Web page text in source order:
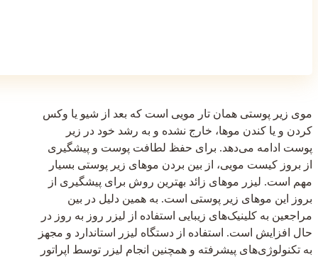
موی زیر پوستی همان تار مویی است که بعد از شیو یا وکس
کردن و یا کندن موها، خارج نشده و به رشد خود در زیر
پوست ادامه می‌دهد. برای حفظ لطافت پوست و پیشگیری
از بروز کیست مویی، از بین بردن موهای زیر پوستی بسیار
مهم است. لیزر موهای زائد بهترین روش برای پیشگیری از
بروز این موهای زیر پوستی است. به همین دلیل در بین
مراجعین به کلینیک‌های زیبایی استفاده از لیزر روز به روز در
حال افزایش است. استفاده از دستگاه لیزر استاندارد و مجهز
به تکنولوژی‌های پیشرفته و همچنین انجام لیزر توسط اپراتور